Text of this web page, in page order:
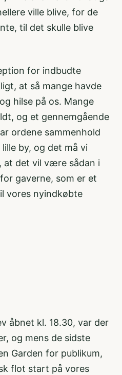
ville blive, for de
til det skulle blive
for indbudte
at så mange havde
hilse på os. Mange
og et gennemgående
ordene sammenhold
by, og det må vi
at det vil være sådan i
gaverne, som er et
vores nyindkøbte
åbnet kl. 18.30, var der
og mens de sidste
Garden for publikum,
flot start på vores